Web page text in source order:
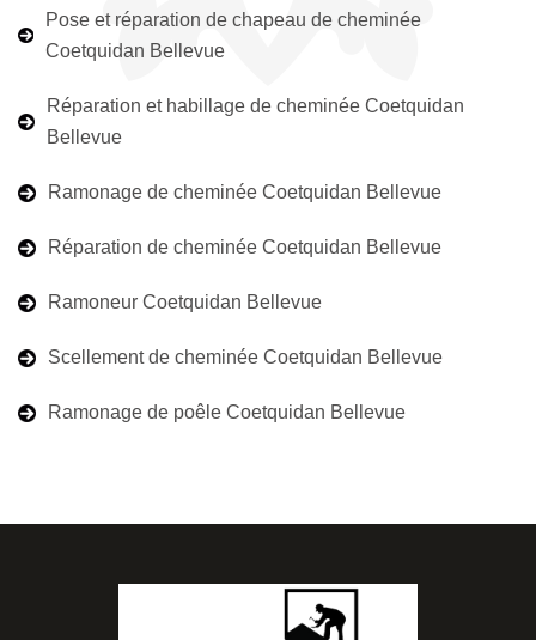
Pose et réparation de chapeau de cheminée
Coetquidan Bellevue
Réparation et habillage de cheminée Coetquidan
Bellevue
Ramonage de cheminée Coetquidan Bellevue
Réparation de cheminée Coetquidan Bellevue
Ramoneur Coetquidan Bellevue
Scellement de cheminée Coetquidan Bellevue
Ramonage de poêle Coetquidan Bellevue